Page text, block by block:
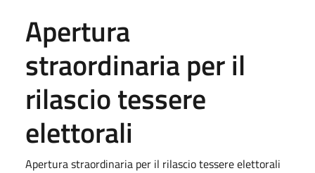
Apertura
straordinaria per il
rilascio tessere
elettorali
Apertura straordinaria per il rilascio tessere elettorali